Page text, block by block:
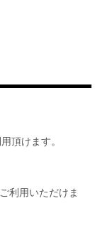
頂けます。
利用いただけま